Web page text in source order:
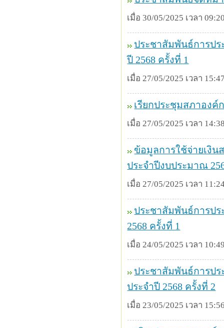
เมื่อ 30/05/2025 เวลา
ประชาสัมพันธ์การป
ปี 2568 ครั้งที่ 1
เมื่อ 27/05/2025 เวลา
เรียกประชุมสภาองค์
เมื่อ 27/05/2025 เวลา
ข้อมูลการใช้จ่ายเงิ
ประจำปีงบประมาณ
เมื่อ 27/05/2025 เวลา
ประชาสัมพันธ์การป
2568 ครั้งที่ 1
เมื่อ 24/05/2025 เวลา
ประชาสัมพันธ์การป
ประจำปี 2568 ครั้งที่ 2
เมื่อ 23/05/2025 เวลา